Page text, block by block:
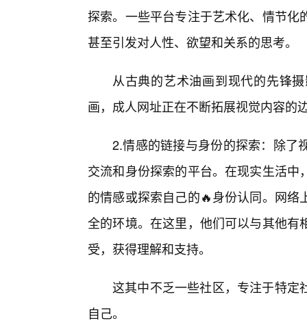
探索。一些平台专注于艺术化、情节
甚至引发对人性、欲望和关系的思考。
从古典的艺术油画到现代的先锋
画，成人网址正在不断拓展视觉内容的
2.情感的链接与身份的探索：除了
交流和身份探索的平台。在现实生活
的情感或探索自己的🔥身份认同。网
全的环境。在这里，他们可以与其他
受，获得理解和支持。
这其中不乏一些社区，专注于特定
自己。